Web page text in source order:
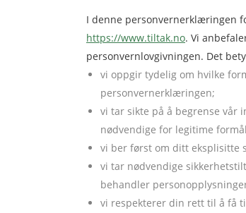
I denne personvernerklæringen
https://www.tiltak.no. Vi
personvernlovgivningen. Det
vi oppgir tydelig om hvilke
personvernerklæringen;
vi tar sikte på å begrense vår
nødvendige for legitime
vi ber først om ditt eksplisitte
vi tar nødvendige
behandler
vi respekterer din rett til å få